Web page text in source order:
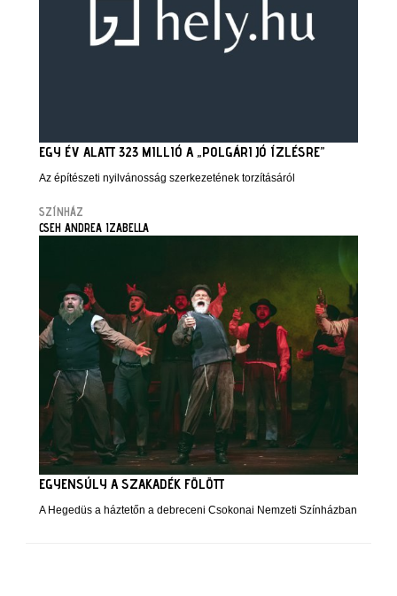
EGY ÉV ALATT 323 MILLIÓ A „POLGÁRI JÓ ÍZLÉSRE”
Az építészeti nyilvánosság szerkezetének torzításáról
SZÍNHÁZ
CSEH ANDREA IZABELLA
EGYENSÚLY A SZAKADÉK FÖLÖTT
A Hegedüs a háztetőn a debreceni Csokonai Nemzeti Színházban